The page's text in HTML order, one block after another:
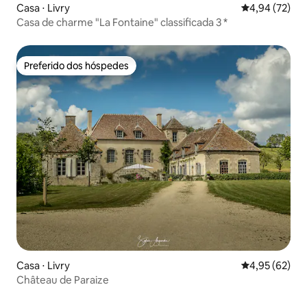
Casa ⋅ Livry 4,94 de uma
4,94 (72)
Casa de charme "La Fontaine" classificada 3 *
Preferido dos hóspedes
Preferido dos hóspedes
Casa ⋅ Livry 4,95 de uma
4,95 (62)
Château de Paraize